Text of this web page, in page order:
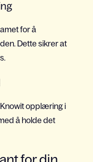
for å
Dette sikrer at
Knowit opplæring i
å holde det